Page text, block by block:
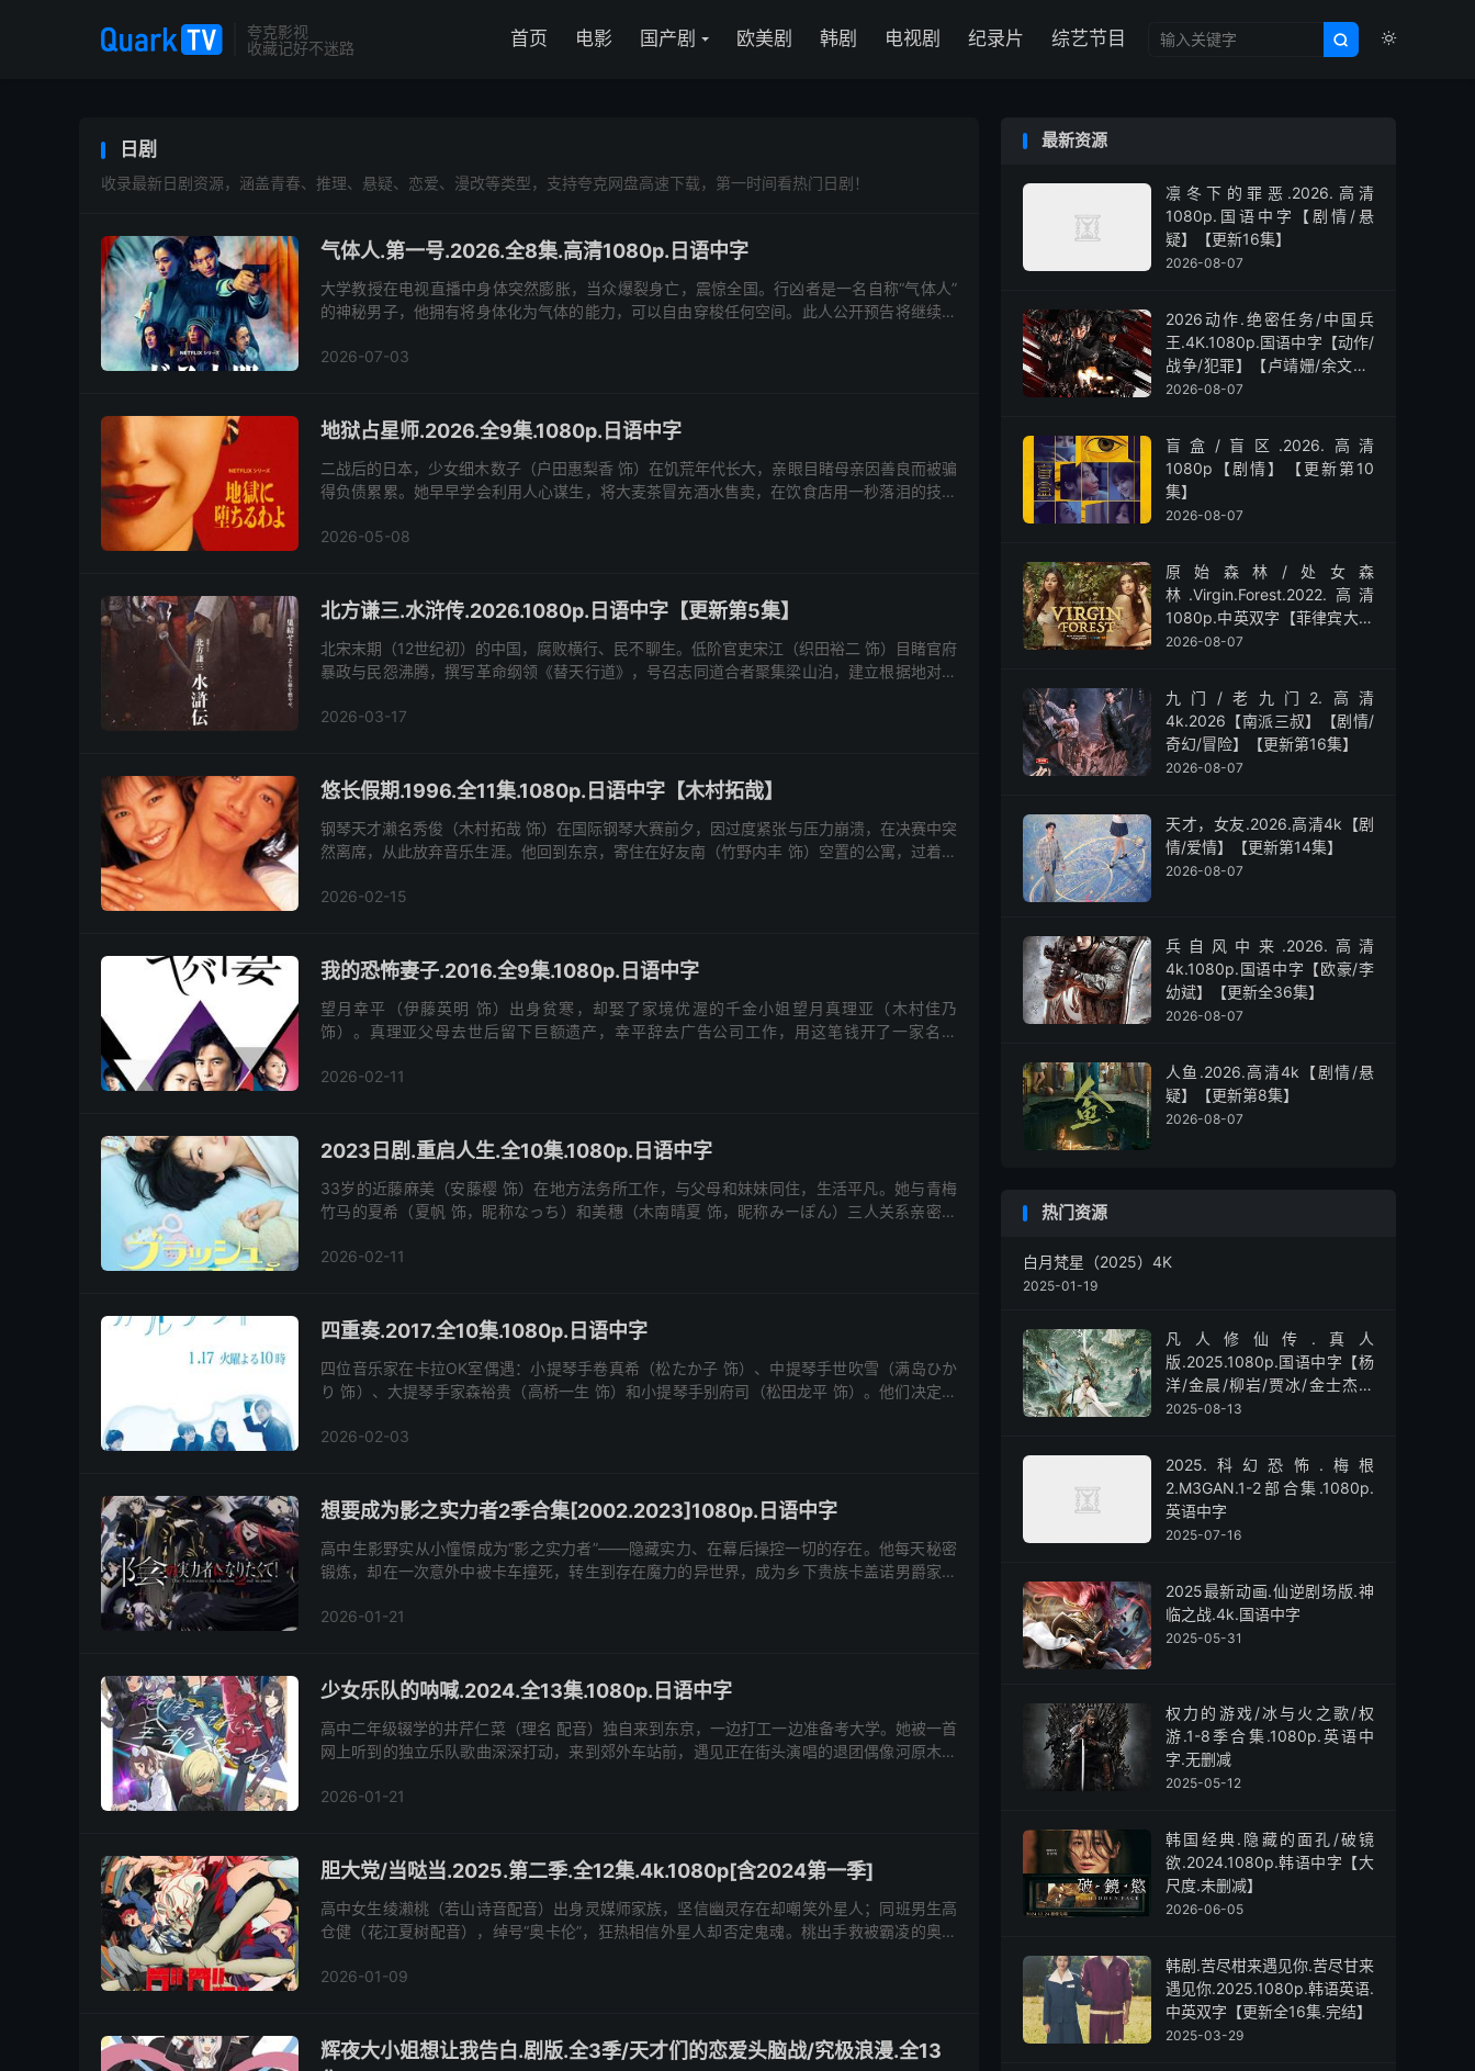
夸克影视
收藏记好不迷路


首页 电影 国产剧 欧美剧 韩剧 电视剧 纪录片 综艺节目
日剧
收录最新日剧资源，涵盖青春、推理、悬疑、恋爱、漫改等类型，支持夸克网盘高速下载，第一时间看热门日剧！
气体人.第一号.2026.全8集.高清1080p.日语中字
大学教授在电视直播中身体突然膨胀，当众爆裂身亡，震惊全国。行凶者是一名自称“气体人”
的神秘男子，他拥有将身体化为气体的能力，可以自由穿梭任何空间。此人公开预告将继续制
2026-07-03
地狱占星师.2026.全9集.1080p.日语中字
二战后的日本，少女细木数子（户田惠梨香 饰）在饥荒年代长大，亲眼目睹母亲因善良而被骗
得负债累累。她早早学会利用人心谋生，将大麦茶冒充酒水售卖，在饮食店用一秒落泪的技能
2026-05-08
北方谦三.水浒传.2026.1080p.日语中字【更新第5集】
北宋末期（12世纪初）的中国，腐败横行、民不聊生。低阶官吏宋江（织田裕二 饰）目睹官府
暴政与民怨沸腾，撰写革命纲领《替天行道》，号召志同道合者聚集梁山泊，建立根据地对抗
2026-03-17
悠长假期.1996.全11集.1080p.日语中字【木村拓哉】
钢琴天才濑名秀俊（木村拓哉 饰）在国际钢琴大赛前夕，因过度紧张与压力崩溃，在决赛中突
然离席，从此放弃音乐生涯。他回到东京，寄住在好友南（竹野内丰 饰）空置的公寓，过着无
2026-02-15
我的恐怖妻子.2016.全9集.1080p.日语中字
望月幸平（伊藤英明 饰）出身贫寒，却娶了家境优渥的千金小姐望月真理亚（木村佳乃
饰）。真理亚父母去世后留下巨额遗产，幸平辞去广告公司工作，用这笔钱开了一家名为
2026-02-11
2023日剧.重启人生.全10集.1080p.日语中字
33岁的近藤麻美（安藤樱 饰）在地方法务所工作，与父母和妹妹同住，生活平凡。她与青梅
竹马的夏希（夏帆 饰，昵称なっち）和美穗（木南晴夏 饰，昵称みーぽん）三人关系亲密，
2026-02-11
四重奏.2017.全10集.1080p.日语中字
四位音乐家在卡拉OK室偶遇：小提琴手卷真希（松たか子 饰）、中提琴手世吹雪（满岛ひか
り 饰）、大提琴手家森裕贵（高桥一生 饰）和小提琴手别府司（松田龙平 饰）。他们决定组
2026-02-03
想要成为影之实力者2季合集[2002.2023]1080p.日语中字
高中生影野实从小憧憬成为“影之实力者”——隐藏实力、在幕后操控一切的存在。他每天秘密
锻炼，却在一次意外中被卡车撞死，转生到存在魔力的异世界，成为乡下贵族卡盖诺男爵家的
2026-01-21
少女乐队的呐喊.2024.全13集.1080p.日语中字
高中二年级辍学的井芹仁菜（理名 配音）独自来到东京，一边打工一边准备考大学。她被一首
网上听到的独立乐队歌曲深深打动，来到郊外车站前，遇见正在街头演唱的退团偶像河原木桃
2026-01-21
胆大党/当哒当.2025.第二季.全12集.4k.1080p[含2024第一季]
高中女生绫濑桃（若山诗音配音）出身灵媒师家族，坚信幽灵存在却嘲笑外星人；同班男生高
仓健（花江夏树配音），绰号“奥卡伦”，狂热相信外星人却否定鬼魂。桃出手救被霸凌的奥卡
2026-01-09
辉夜大小姐想让我告白.剧版.全3季/天才们的恋爱头脑战/究极浪漫.全13
最新资源
凛冬下的罪恶.2026.高清
1080p.国语中字【剧情/悬
疑】【更新16集】
2026-08-07
2026动作.绝密任务/中国兵
王.4K.1080p.国语中字【动作/
战争/犯罪】【卢靖姗/余文乐/
屈菁菁】
2026-08-07
盲盒/盲区.2026.高清
1080p【剧情】【更新第10
集】
2026-08-07
原始森林/处女森
林.Virgin.Forest.2022.高清
1080p.中英双字【菲律宾大尺
度】
2026-08-07
九门/老九门2.高清
4k.2026【南派三叔】【剧情/
奇幻/冒险】【更新第16集】
2026-08-07
天才，女友.2026.高清4k【剧
情/爱情】【更新第14集】
2026-08-07
兵自风中来‎.2026.高清
4k.1080p.国语中字【欧豪/李
幼斌】【更新全36集】
2026-08-07
人鱼.2026.高清4k【剧情/悬
疑】【更新第8集】
2026-08-07
热门资源
白月梵星（2025）4K
2025-01-19
凡人修仙传.真人
版.2025.1080p.国语中字【杨
洋/金晨/柳岩/贾冰/金士杰】
【全30集】
2025-08-13
2025.科幻恐怖.梅根
2.M3GAN.1-2部合集.1080p.
英语中字
2025-07-16
2025最新动画.仙逆剧场版.神
临之战.4k.国语中字
2025-05-31
权力的游戏/冰与火之歌/权
游.1-8季合集.1080p.英语中
字.无删减
2025-05-12
韩国经典.隐藏的面孔/破镜
欲.2024.1080p.韩语中字【大
尺度.未删减】
2026-06-05
韩剧.苦尽柑来遇见你.苦尽甘来
遇见你.2025.1080p.韩语英语.
中英双字【更新全16集.完结】
2025-03-29